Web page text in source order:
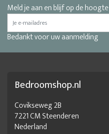
Meld je aan en blijf op de
Bedankt voor uw aanmelding
Bedroomshop.nl
Covikseweg 2B
7221 CM Steenderen
Nederland